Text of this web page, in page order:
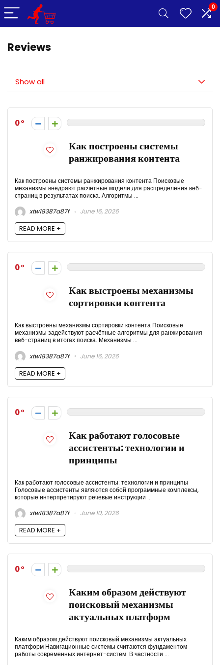
0
Reviews
Show all
0
Как построены системы
ранжирования контента
Как построены системы ранжирования контента Поисковые
механизмы внедряют расчётные модели для распределения веб-
страниц в результатах поиска. Алгоритмы ...
xtw18387a87f
June 16, 2026
READ MORE +
0
Как выстроены механизмы
сортировки контента
Как выстроены механизмы сортировки контента Поисковые
механизмы задействуют расчётные алгоритмы для ранжирования
веб-страниц в итогах поиска. Механизмы ...
xtw18387a87f
June 16, 2026
READ MORE +
0
Как работают голосовые
ассистенты: технологии и
принципы
Как работают голосовые ассистенты: технологии и принципы
Голосовые ассистенты являются собой программные комплексы,
которые интерпретируют речевые инструкции ...
xtw18387a87f
June 10, 2026
READ MORE +
0
Каким образом действуют
поисковый механизмы
актуальных платформ
Каким образом действуют поисковый механизмы актуальных
платформ Навигационные системы считаются фундаментом
работы современных интернет-систем. В частности ...